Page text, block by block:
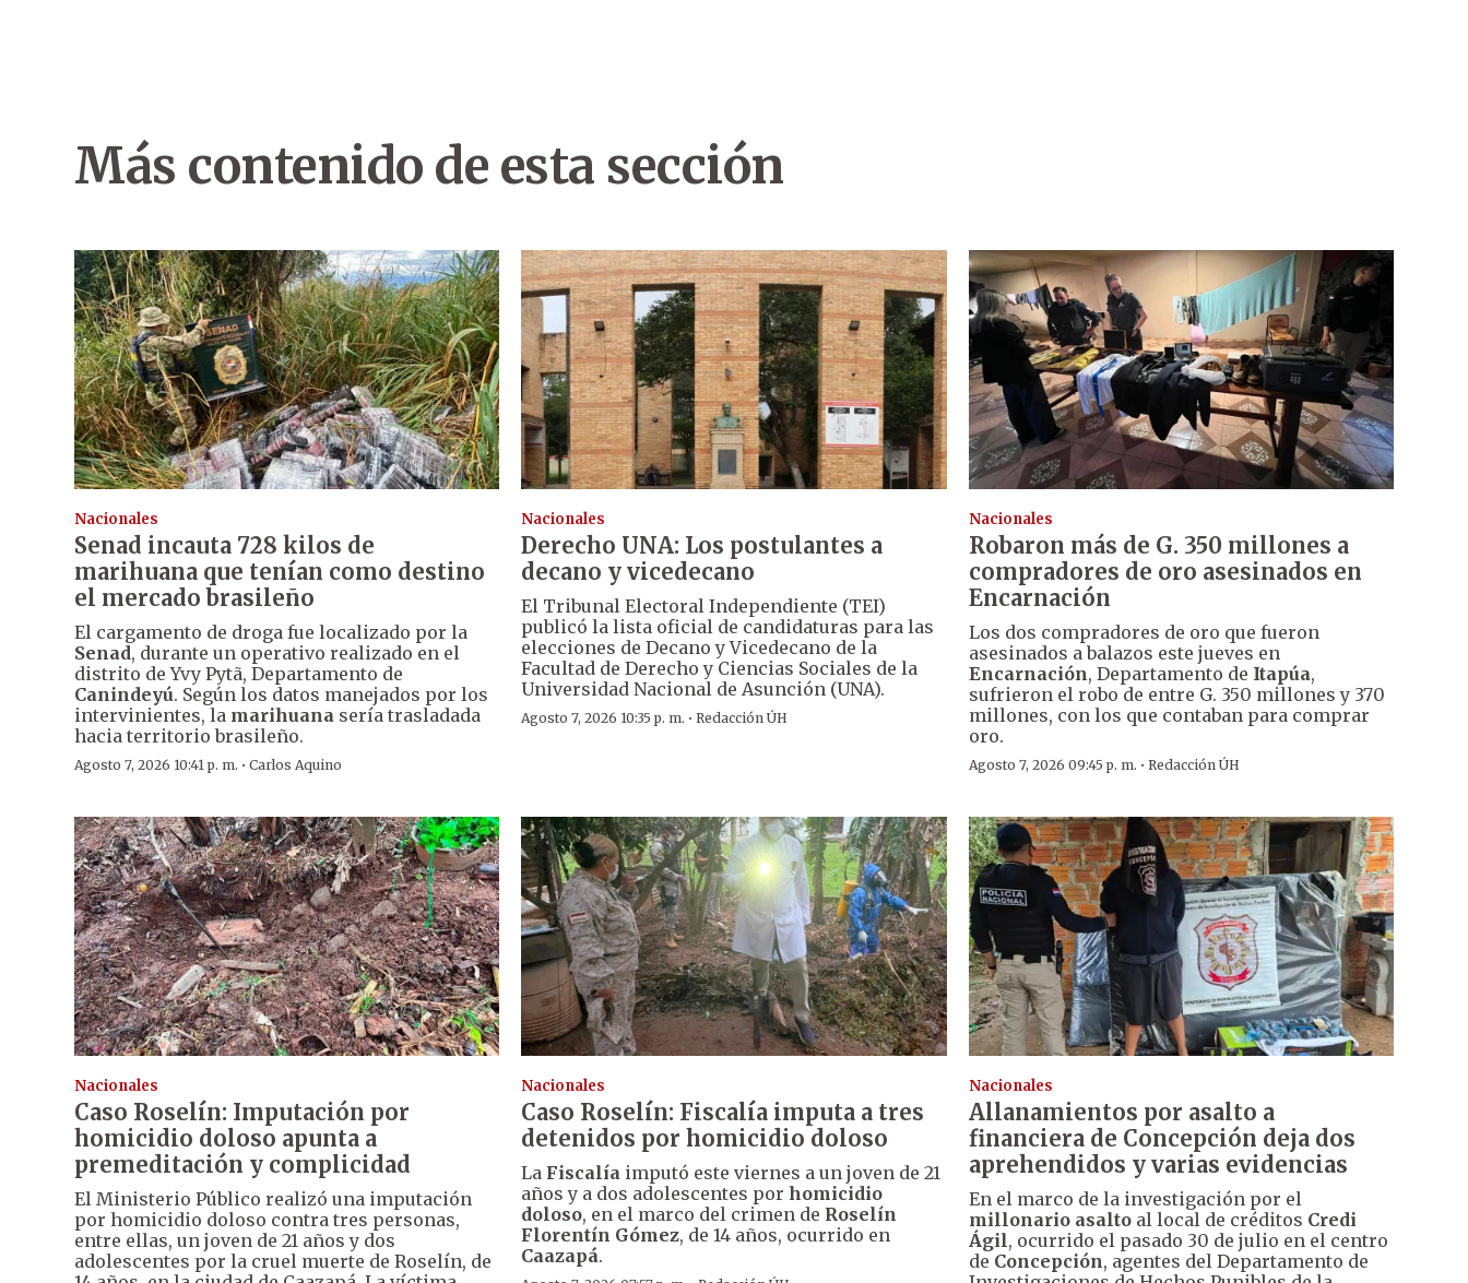
Más contenido de esta sección
Nacionales
Senad incauta 728 kilos de
marihuana que tenían como destino
el mercado brasileño
El cargamento de droga fue localizado por la
Senad, durante un operativo realizado en el
distrito de Yvy Pytã, Departamento de
Canindeyú. Según los datos manejados por los
intervinientes, la marihuana sería trasladada
hacia territorio brasileño.
Agosto 7, 2026 10:41 p. m. · Carlos Aquino
Nacionales
Derecho UNA: Los postulantes a
decano y vicedecano
El Tribunal Electoral Independiente (TEI)
publicó la lista oficial de candidaturas para las
elecciones de Decano y Vicedecano de la
Facultad de Derecho y Ciencias Sociales de la
Universidad Nacional de Asunción (UNA).
Agosto 7, 2026 10:35 p. m. ·Redacción ÚH
Nacionales
Robaron más de G. 350 millones a
compradores de oro asesinados en
Encarnación
Los dos compradores de oro que fueron
asesinados a balazos este jueves en
Encarnación, Departamento de Itapúa,
sufrieron el robo de entre G. 350 millones y 370
millones, con los que contaban para comprar
oro.
Agosto 7, 2026 09:45 p. m. · Redacción ÚH
Nacionales
Caso Roselín: Imputación por
homicidio doloso apunta a
premeditación y complicidad
El Ministerio Público realizó una imputación
por homicidio doloso contra tres personas,
entre ellas, un joven de 21 años y dos
adolescentes por la cruel muerte de Roselín, de
Nacionales
Caso Roselín: Fiscalía imputa a tres
detenidos por homicidio doloso
La Fiscalía imputó este viernes a un joven de 21
años y a dos adolescentes porhomicidio
doloso, en el marco del crimen de Roselín
Florentín Gómez, de 14 años, ocurrido en
Caazapá.
Nacionales
Allanamientos por asalto a
financiera de Concepción deja dos
aprehendidos y varias evidencias
En el marco de la investigación por el
millonario asaltoal local de créditos Credi
Ágil, ocurrido el pasado 30 de julio en el centro
de Concepción, agentes del Departamento de